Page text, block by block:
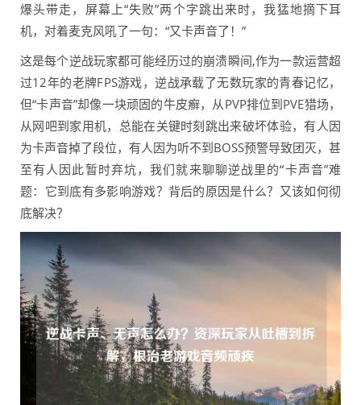
爆头带走，屏幕上“失败”两个字跳出来时，我猛地摘下耳
机，对着麦克风吼了一句：“又卡声音了！”
这是每个逆战玩家都可能经历过的崩溃瞬间,作为一款运营超
过12年的老牌FPS游戏，逆战承载了无数玩家的青春记忆，
但“卡声音”却像一块顽固的牛皮癣，从PVP排位到PVE猎场，
从网吧到家用机，总能在关键时刻跳出来破坏体验，有人因
为卡声音掉了段位，有人因为听不到BOSS预警导致团灭，甚
至有人因此暂时弃坑，我们就来聊聊逆战里的“卡声音”难
题：它到底有多影响游戏？背后的原因是什么？又该如何彻
底解决？